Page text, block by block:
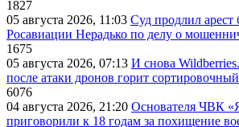
1827
05 августа 2026, 11:03 Суд продлил
Росавиации Нерадько по делу о
1675
05 августа 2026, 07:13 И снова
после атаки дронов горит
6076
04 августа 2026, 21:20 Основателя ЧВК
приговорили к 18 годам за похищение